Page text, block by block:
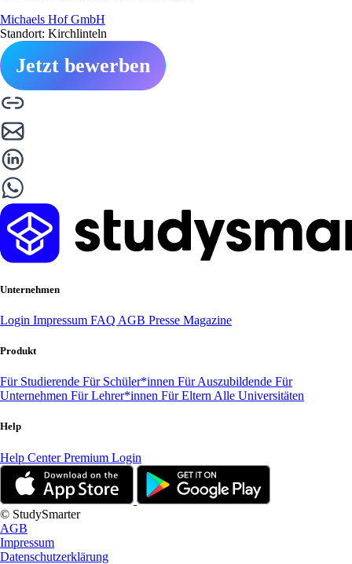
Michaels Hof GmbH
Standort: Kirchlinteln
Jetzt bewerben
Unternehmen
Login Impressum FAQ AGB Presse Magazine
Produkt
Für Studierende Für Schüler*innen Für Auszubildende Für
Unternehmen Für Lehrer*innen Für Eltern Alle Universitäten
Help
Help CenterPremium Login
© StudySmarter
AGB
Impressum
Datenschutzerklärung